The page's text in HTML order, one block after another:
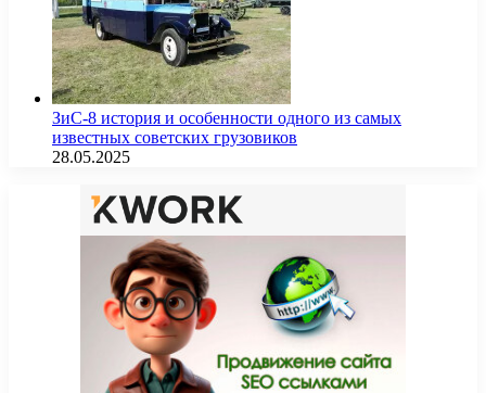
ЗиС-8 история и особенности одного из самых
известных советских грузовиков
28.05.2025